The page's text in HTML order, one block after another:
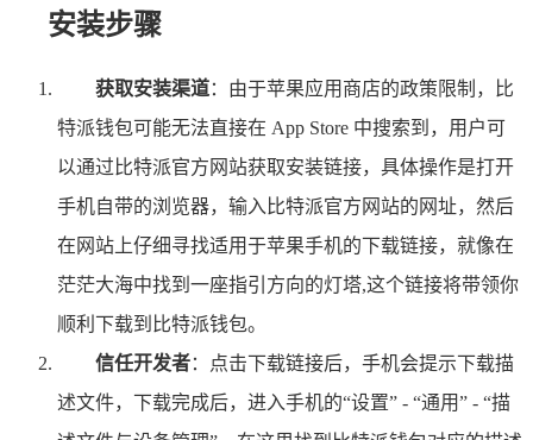
安装步骤
获取安装渠道：由于苹果应用商店的政策限制，比
特派钱包可能无法直接在 App Store 中搜索到，用户可
以通过比特派官方网站获取安装链接，具体操作是打开
手机自带的浏览器，输入比特派官方网站的网址，然后
在网站上仔细寻找适用于苹果手机的下载链接，就像在
茫茫大海中找到一座指引方向的灯塔,这个链接将带领你
顺利下载到比特派钱包。
信任开发者：点击下载链接后，手机会提示下载描
述文件，下载完成后，进入手机的“设置” - “通用” - “描